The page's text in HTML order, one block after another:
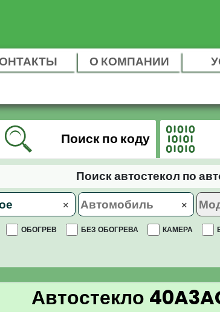
О КОМПАНИИ
Поиск по коду
Поиск автостекол по
× ×
ОБОГРЕВ БЕЗ ОБОГРЕВА КАМЕРА
Автостекло